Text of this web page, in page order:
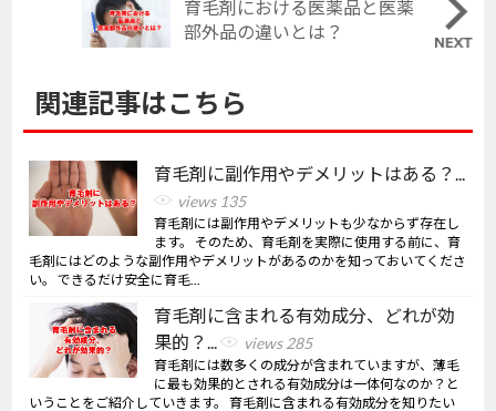
育毛剤における医薬品と医薬
部外品の違いとは？
関連記事はこちら
育毛剤に副作用やデメリットはある？...
views 135
育毛剤には副作用やデメリットも少なからず存在し
ます。 そのため、育毛剤を実際に使用する前に、育
毛剤にはどのような副作用やデメリットがあるのかを知っておいてくださ
い。 できるだけ安全に育毛...
育毛剤に含まれる有効成分、どれが効
果的？...
views 285
育毛剤には数多くの成分が含まれていますが、薄毛
に最も効果的とされる有効成分は一体何なのか？と
いうことをご紹介していきます。 育毛剤に含まれる有効成分を知りたい